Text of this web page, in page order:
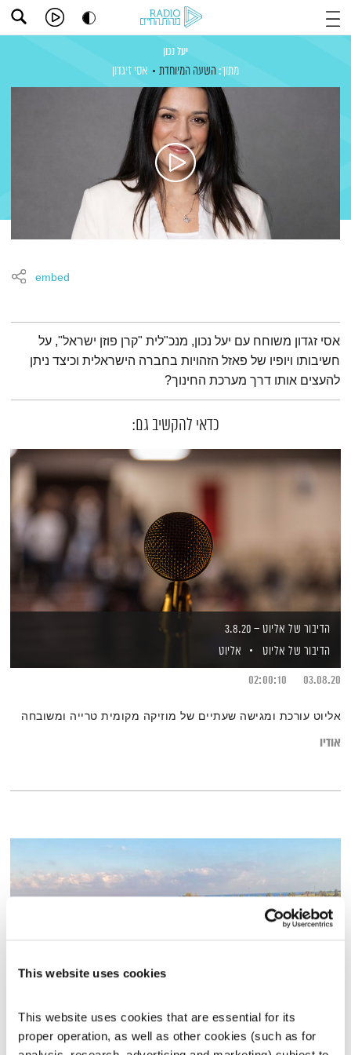
This website uses cookies
This website uses cookies that are essential for its
proper operation, as well as other cookies (such as for
יעל נכון
מתוך: השעה המיוחדת אסי זיגדון
embed
תמצית הפודקאסט
אסי זגדון משוחח עם יעל נכון, מנכ"לית "קרן פוזן ישראל", על
חשיבותו ויופיו של פאזל הזהויות בחברה הישראלית וכיצד ניתן
להעצים אותו דרך מערכת החינוך?
כדאי להקשיב גם:
הדיבור של אליוט – 3.8.20
הדיבור של אליוט
אליוט
03.08.20
02:00:10
אליוט עורכת ומגישה שעתיים של מוזיקה מקומית טרייה ומשובחה
אודיו
תראפיית הים
טיול שבת
מיכל גפן